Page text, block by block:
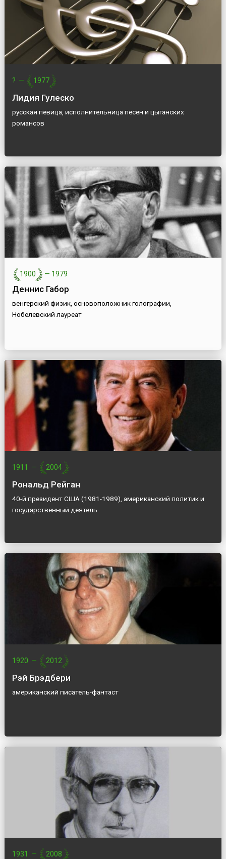
? — 1977
Лидия Гулеско
русская певица, исполнительница песен и цыганских
романсов
1900 — 1979
Деннис Габор
венгерский физик, основоположник голографии,
Нобелевский лауреат
1911 — 2004
Рональд Рейган
40-й президент США (1981-1989), американский политик и
государственный деятель
1920 — 2012
Рэй Брэдбери
американский писатель-фантаст
1931 — 2008